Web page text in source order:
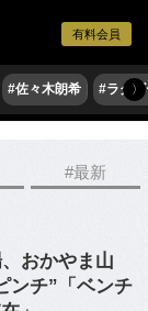
有料会員
#佐々木朗希 #ラグ〉
#最新
おかやま山
ンチ”「ベンチ